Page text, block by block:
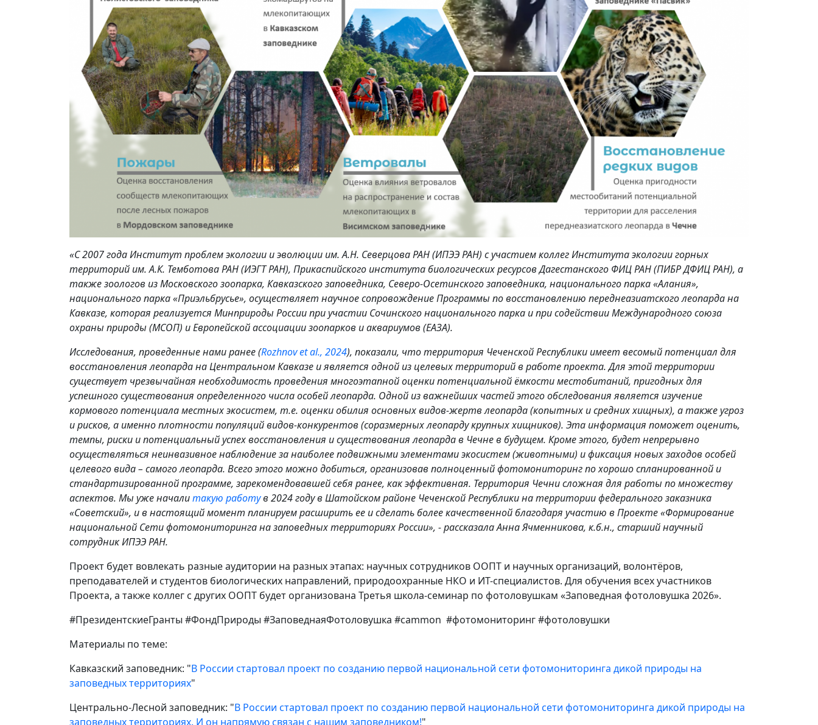
«С 2007 года Институт проблем экологии и эволюции им. А.Н. Северцова РАН (ИПЭЭ РАН) с участием коллег Института экологии горных
территорий им. А.К. Темботова РАН (ИЭГТ РАН), Прикаспийского института биологических ресурсов Дагестанского ФИЦ РАН (ПИБР ДФИЦ РАН), а
также зоологов из Московского зоопарка, Кавказского заповедника, Северо-Осетинского заповедника, национального парка «Алания»,
национального парка «Приэльбрусье», осуществляет научное сопровождение Программы по восстановлению переднеазиатского леопарда на
Кавказе, которая реализуется Минприроды России при участии Сочинского национального парка и при содействии Международного союза
охраны природы (МСОП) и Европейской ассоциации зоопарков и аквариумов (ЕАЗА).
Исследования, проведенные нами ранее (Rozhnov et al., 2024), показали, что территория Чеченской Республики имеет весомый потенциал для
восстановления леопарда на Центральном Кавказе и является одной из целевых территорий в работе проекта. Для этой территории
существует чрезвычайная необходимость проведения многоэтапной оценки потенциальной ёмкости местобитаний, пригодных для
успешного существования определенного числа особей леопарда. Одной из важнейших частей этого обследования является изучение
кормового потенциала местных экосистем, т.е. оценки обилия основных видов-жертв леопарда (копытных и средних хищных), а также угроз
и рисков, а именно плотности популяций видов-конкурентов (соразмерных леопарду крупных хищников). Эта информация поможет оценить,
темпы, риски и потенциальный успех восстановления и существования леопарда в Чечне в будущем. Кроме этого, будет непрерывно
осуществляться неинвазивное наблюдение за наиболее подвижными элементами экосистем (животными) и фиксация новых заходов особей
целевого вида – самого леопарда. Всего этого можно добиться, организовав полноценный фотомониторинг по хорошо спланированной и
стандартизированной программе, зарекомендовавшей себя ранее, как эффективная. Территория Чечни сложная для работы по множеству
аспектов. Мы уже началитакую работув 2024 году в Шатойском районе Чеченской Республики на территории федерального заказника
«Советский», и в настоящий момент планируем расширить ее и сделать более качественной благодаря участию в Проекте «Формирование
национальной Сети фотомониторинга на заповедных территориях России», - рассказала Анна Ячменникова, к.б.н., старший научный
сотрудник ИПЭЭ РАН.
Проект будет вовлекать разные аудитории на разных этапах: научных сотрудников ООПТ и научных организаций, волонтёров,
преподавателей и студентов биологических направлений, природоохранные НКО и ИТ-специалистов. Для обучения всех участников
Проекта, а также коллег с других ООПТ будет организована Третья школа-семинар по фотоловушкам «Заповедная фотоловушка 2026».
#ПрезидентскиеГранты #ФондПрироды #ЗаповеднаяФотоловушка #cammon #фотомониторинг #фотоловушки
Материалы по теме:
Кавказский заповедник: "В России стартовал проект по созданию первой национальной сети фотомониторинга дикой природы на
заповедных территориях"
Центрально-Лесной заповедник: "В России стартовал проект по созданию первой национальной сети фотомониторинга дикой природы на
заповедных территориях. И он напрямую связан с нашим заповедником!"